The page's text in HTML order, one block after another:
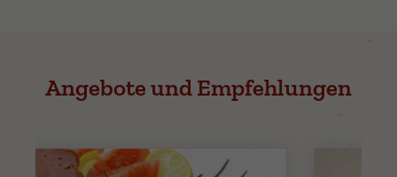
Angebote und Empfehlungen